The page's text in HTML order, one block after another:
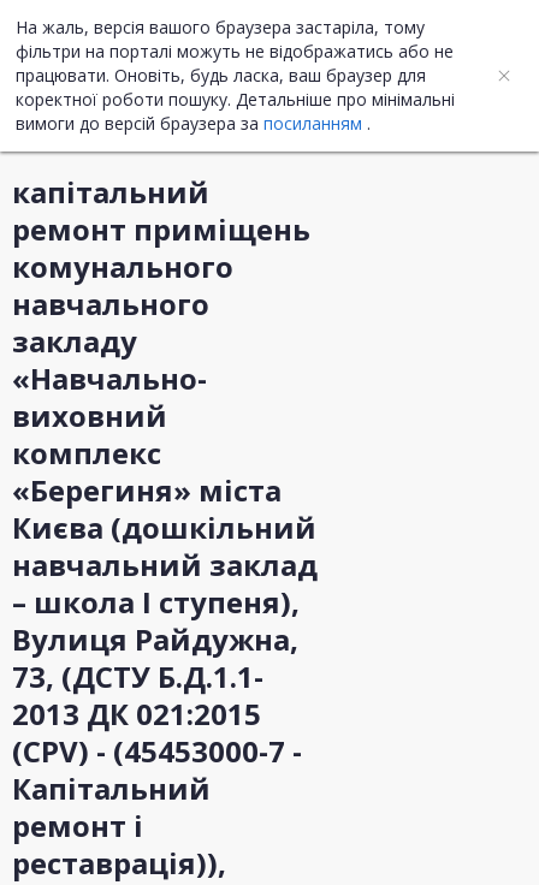
На жаль, версія вашого браузера застаріла, тому
фільтри на порталі можуть не відображатись або не
працювати. Оновіть, будь ласка, ваш браузер для
коректної роботи пошуку. Детальніше про мінімальні
вимоги до версій браузера за посиланням .
UA ENG
Інформація про закупівлю
капітальний
ремонт приміщень
комунального
навчального
закладу
«Навчально-
виховний
комплекс
«Берегиня» міста
Києва (дошкільний
навчальний заклад
– школа І ступеня),
Вулиця Райдужна,
73, (ДСТУ Б.Д.1.1-
2013 ДК 021:2015
(CPV) - (45453000-7 -
Капітальний
ремонт і
реставрація)),